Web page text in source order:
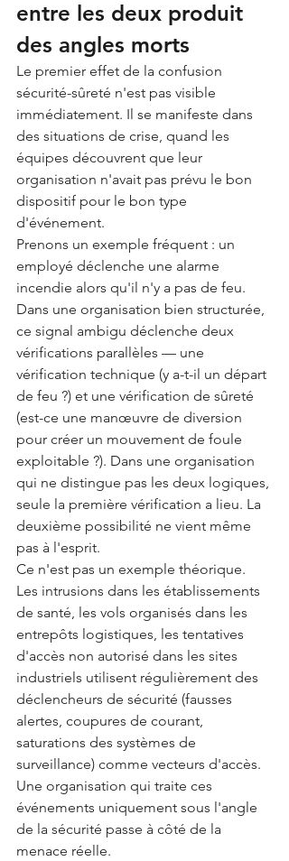
entre les deux produit
des angles morts
Le premier effet de la confusion
sécurité-sûreté n'est pas visible
immédiatement. Il se manifeste dans
des situations de crise, quand les
équipes découvrent que leur
organisation n'avait pas prévu le bon
dispositif pour le bon type
d'événement.
Prenons un exemple fréquent : un
employé déclenche une alarme
incendie alors qu'il n'y a pas de feu.
Dans une organisation bien structurée,
ce signal ambigu déclenche deux
vérifications parallèles — une
vérification technique (y a-t-il un départ
de feu ?) et une vérification de sûreté
(est-ce une manœuvre de diversion
pour créer un mouvement de foule
exploitable ?). Dans une organisation
qui ne distingue pas les deux logiques,
seule la première vérification a lieu. La
deuxième possibilité ne vient même
pas à l'esprit.
Ce n'est pas un exemple théorique.
Les intrusions dans les établissements
de santé, les vols organisés dans les
entrepôts logistiques, les tentatives
d'accès non autorisé dans les sites
industriels utilisent régulièrement des
déclencheurs de sécurité (fausses
alertes, coupures de courant,
saturations des systèmes de
surveillance) comme vecteurs d'accès.
Une organisation qui traite ces
événements uniquement sous l'angle
de la sécurité passe à côté de la
menace réelle.